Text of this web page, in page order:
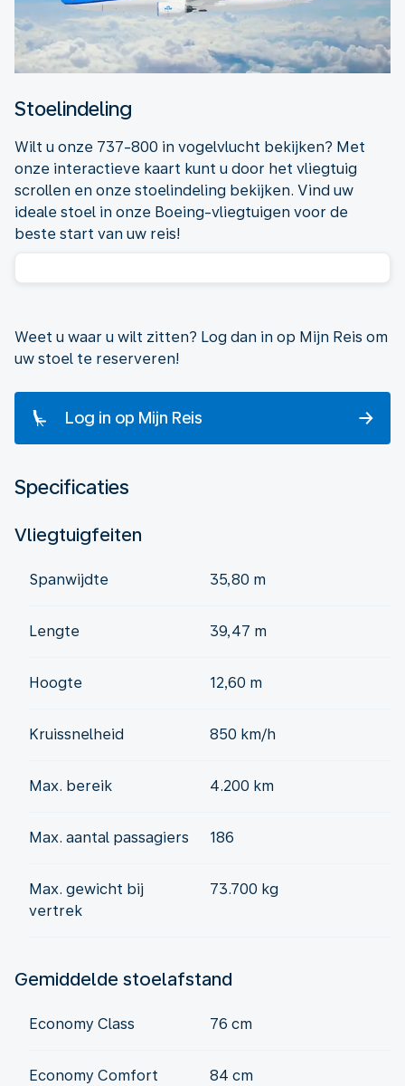
Stoelindeling
Wilt u onze 737-800 in vogelvlucht bekijken? Met
onze interactieve kaart kunt u door het vliegtuig
scrollen en onze stoelindeling bekijken. Vind uw
ideale stoel in onze Boeing-vliegtuigen voor de
beste start van uw reis!
Weet u waar u wilt zitten? Log dan in op Mijn Reis om
uw stoel te reserveren!
Log in op Mijn Reis
Specificaties
Vliegtuigfeiten
Spanwijdte 35,80 m
Lengte 39,47 m
Hoogte 12,60 m
Kruissnelheid 850 km/h
Max. bereik 4.200 km
Max. aantal passagiers 186
Max. gewicht bij
vertrek
73.700 kg
Gemiddelde stoelafstand
Economy Class 76 cm
Economy Comfort 84 cm